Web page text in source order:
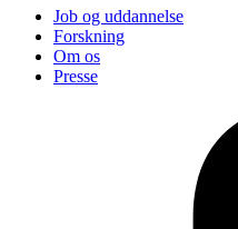
Job og uddannelse
Forskning
Om os
Presse